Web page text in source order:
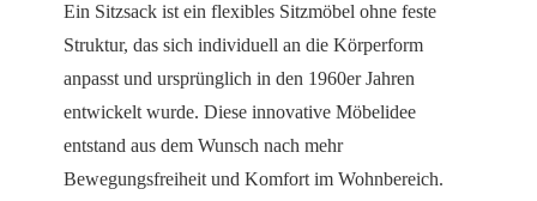
Ein Sitzsack ist ein flexibles Sitzmöbel ohne feste
Struktur, das sich individuell an die Körperform
anpasst und ursprünglich in den 1960er Jahren
entwickelt wurde. Diese innovative Möbelidee
entstand aus dem Wunsch nach mehr
Bewegungsfreiheit und Komfort im Wohnbereich.